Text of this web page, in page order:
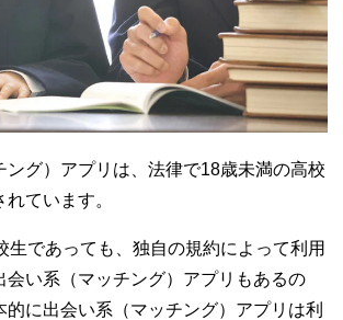
ング）アプリは、法律で18歳未満の高校
ています。
生であっても、独自の規約によって利用
会い系（マッチング）アプリもあるの
的に出会い系（マッチング）アプリは利